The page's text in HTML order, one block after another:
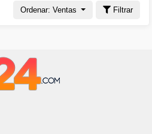
Ordenar: Ventas Filtrar